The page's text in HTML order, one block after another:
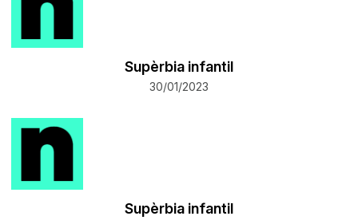
Supèrbia infantil
30/01/2023
Supèrbia infantil